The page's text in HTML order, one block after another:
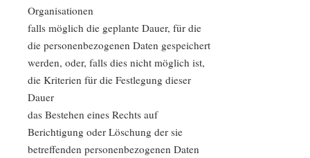
Organisationen
falls möglich die geplante Dauer, für die
die personenbezogenen Daten gespeichert
werden, oder, falls dies nicht möglich ist,
die Kriterien für die Festlegung dieser
Dauer
das Bestehen eines Rechts auf
Berichtigung oder Löschung der sie
betreffenden personenbezogenen Daten